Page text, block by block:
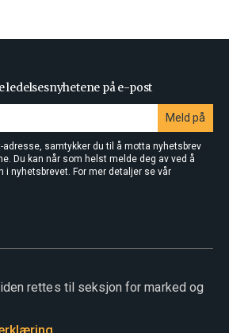
for arbeidsgiver og øvrige
ledelsesnyhetene på e-post
Meld på
adresse, samtykker du til å motta nyhetsbrev
Du kan når som helst melde deg av ved å
i nyhetsbrevet. For mer detaljer se vår
rettes til seksjon for marked og